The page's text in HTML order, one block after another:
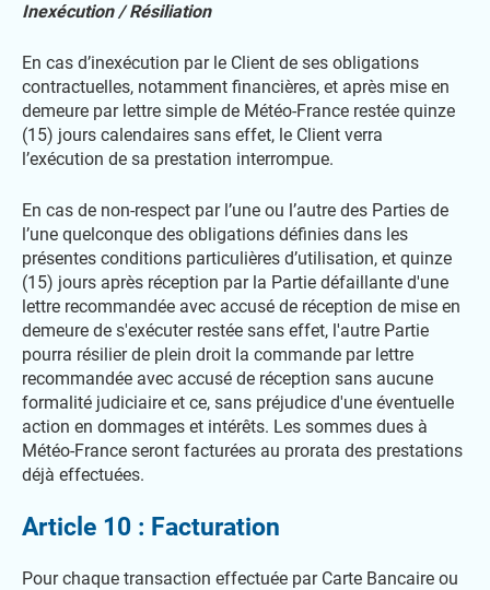
Inexécution / Résiliation
En cas d’inexécution par le Client de ses obligations
contractuelles, notamment financières, et après mise en
demeure par lettre simple de Météo-France restée quinze
(15) jours calendaires sans effet, le Client verra
l’exécution de sa prestation interrompue.
En cas de non-respect par l’une ou l’autre des Parties de
l’une quelconque des obligations définies dans les
présentes conditions particulières d’utilisation, et quinze
(15) jours après réception par la Partie défaillante d'une
lettre recommandée avec accusé de réception de mise en
demeure de s'exécuter restée sans effet, l'autre Partie
pourra résilier de plein droit la commande par lettre
recommandée avec accusé de réception sans aucune
formalité judiciaire et ce, sans préjudice d'une éventuelle
action en dommages et intérêts. Les sommes dues à
Météo-France seront facturées au prorata des prestations
déjà effectuées.
Article 10 : Facturation
Pour chaque transaction effectuée par Carte Bancaire ou